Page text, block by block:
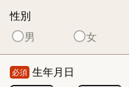
性別
男
女
必須 生年月日